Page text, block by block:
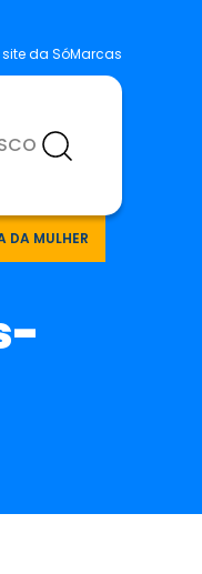
da SóMarcas
DA MULHER